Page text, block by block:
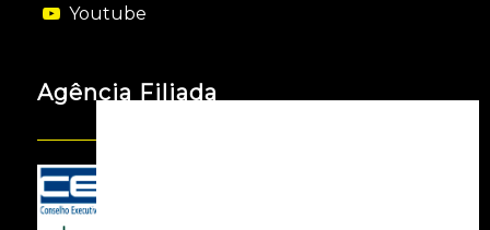
Youtube
Agência Filiada